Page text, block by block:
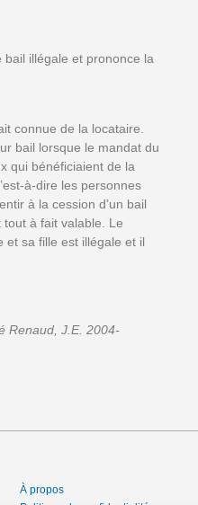
bail illégale et prononce la
connue de la locataire.
bail lorsque le mandat du
qui bénéficiaient de la
à-dire les personnes
à la cession d’un bail
tout à fait valable. Le
et sa fille est illégale et il
Renaud, J.E. 2004-
À propos